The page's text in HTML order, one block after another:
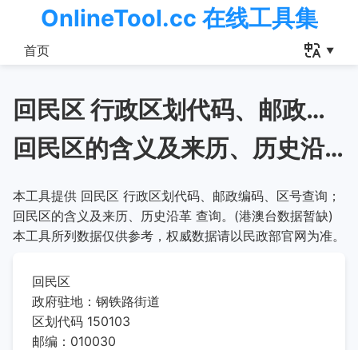
OnlineTool.cc 在线工具集
首页
回民区 行政区划代码、邮政编码、区号查询
回民区的含义及来历、历史沿革
本工具提供 回民区 行政区划代码、邮政编码、区号查询；
回民区的含义及来历、历史沿革 查询。(港澳台数据暂缺)
本工具所列数据仅供参考，权威数据请以民政部官网为准。
回民区
政府驻地：钢铁路街道
区划代码 150103
邮编：010030